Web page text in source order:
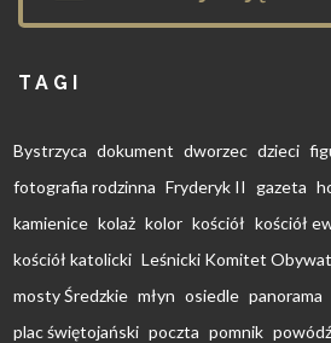
TAGI
Bystrzyca dokument dworzec dzieci
fotografia rodzinna Fryderyk II gazeta
kamienice kolaż kolor kościół kościół
kościół katolicki Leśnicki Komitet
mosty Średzkie młyn osiedle panorama
plac świętojański poczta pomnik powódź